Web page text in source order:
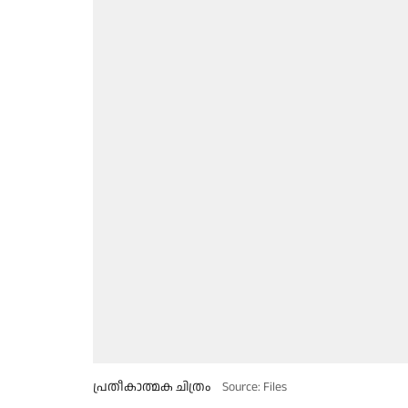
പ്രതീകാത്മക ചിത്രം Source: Files